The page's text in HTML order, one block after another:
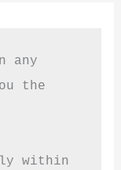
any
the
within